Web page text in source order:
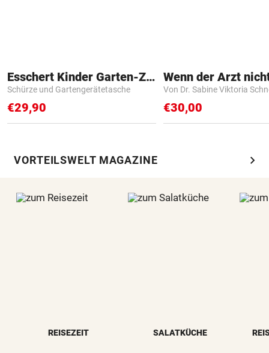
Esschert Kinder Garten-Zubehör
Schürze und Gartengerätetasche
€29,90
Von Dr. Sabine Viktoria
€30,00
VORTEILSWELT MAGAZINE chevron_right
REISEZEIT SALATKÜCHE